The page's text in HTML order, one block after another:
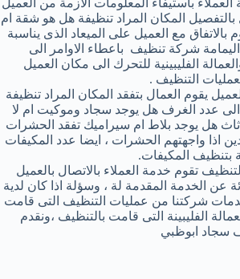
باستيفاء المعلومات الازمة من العميل
المكان المراد تنظيفة هل هو شقة ام
بالاتفاق مع العميل على الميعاد الذى يناسبة
شركة تنظيف باعطاء الاوامر الى
الفليبينية للتحرك الى مكان العميل
التنظيف .
يقوم العمال بتفقد المكان المراد تنظيفة
عدد الغرف هل يوجد سجاد وموكيت ام لا
هل يوجد بلاط ام سيراميك تفقد الحشرات
اذا واجهتهم الحشرات ، ايضا عدد المكيفات
بتنظيف المكيفات.
تقوم خدمة العملاء بالاتصال بالعميل
الخدمة المقدمة لة ، وسؤلة اذا كان لدية
شركتنا من عمليات التنظيف التى قامت
الفليبينة التى قامت بالتنظيف ،ونقدم
سجاد ابوظبي